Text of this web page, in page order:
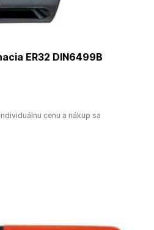
ER32 DIN6499B
cenu a nákup sa